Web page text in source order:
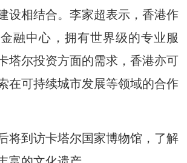
设相结合。李家超表示，香港作
融中心，拥有世界级的专业服
塔尔投资方面的需求，香港亦可
在可持续城市发展等领域的合作
到访卡塔尔国家博物馆，了解